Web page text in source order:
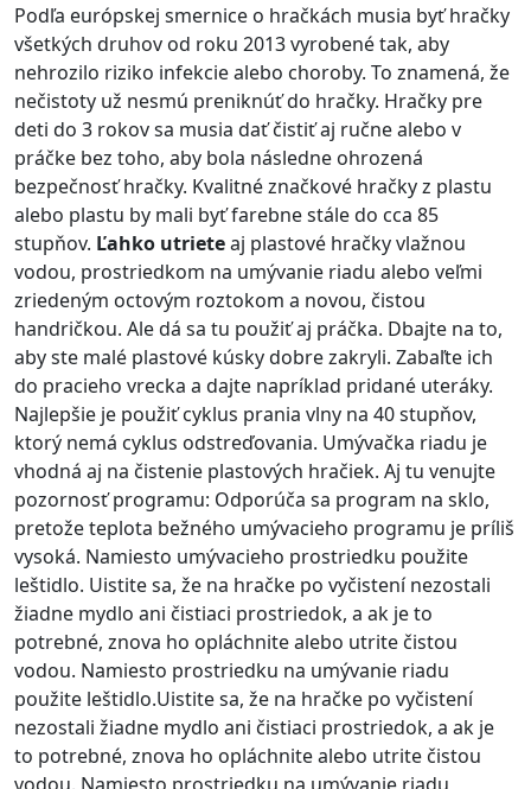
Podľa európskej smernice o hračkách musia byť hračky
všetkých druhov od roku 2013 vyrobené tak, aby
nehrozilo riziko infekcie alebo choroby. To znamená, že
nečistoty už nesmú preniknúť do hračky. Hračky pre
deti do 3 rokov sa musia dať čistiť aj ručne alebo v
práčke bez toho, aby bola následne ohrozená
bezpečnosť hračky. Kvalitné značkové hračky z plastu
alebo plastu by mali byť farebne stále do cca 85
stupňov. Ľahko utrieteaj plastové hračky vlažnou
vodou, prostriedkom na umývanie riadu alebo veľmi
zriedeným octovým roztokom a novou, čistou
handričkou. Ale dá sa tu použiť aj práčka. Dbajte na to,
aby ste malé plastové kúsky dobre zakryli. Zabaľte ich
do pracieho vrecka a dajte napríklad pridané uteráky.
Najlepšie je použiť cyklus prania vlny na 40 stupňov,
ktorý nemá cyklus odstreďovania. Umývačka riadu je
vhodná aj na čistenie plastových hračiek. Aj tu venujte
pozornosť programu: Odporúča sa program na sklo,
pretože teplota bežného umývacieho programu je príliš
vysoká. Namiesto umývacieho prostriedku použite
leštidlo. Uistite sa, že na hračke po vyčistení nezostali
žiadne mydlo ani čistiaci prostriedok, a ak je to
potrebné, znova ho opláchnite alebo utrite čistou
vodou. Namiesto prostriedku na umývanie riadu
použite leštidlo.Uistite sa, že na hračke po vyčistení
nezostali žiadne mydlo ani čistiaci prostriedok, a ak je
to potrebné, znova ho opláchnite alebo utrite čistou